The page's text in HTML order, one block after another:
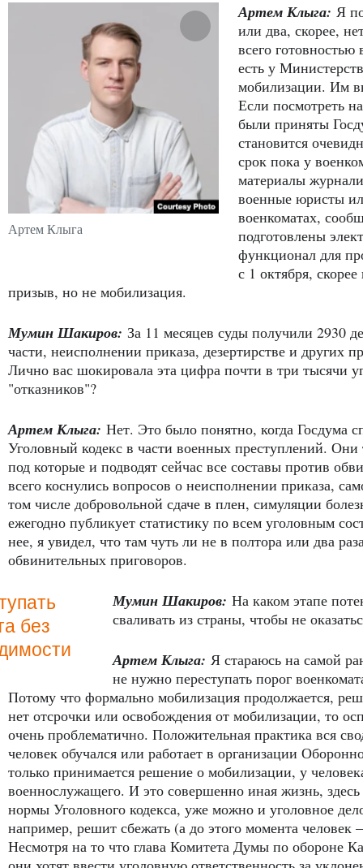
Артем Клыга
Артем Клыга: Я
или два, скорее,
всего
есть у
мобилизации. Им
Если посмотреть
были приняты
становится
срок пока у
материалы
военные юристы
военкоматах,
подготовлены
функционал для
с 1 октября,
призыв, но не мобилизация.
Мумин Шакиров: За 11 месяцев суды получили 2930
части, неисполнении приказа, дезертирстве и других
Лично вас шокировала эта цифра почти в три тысячи
"отказников"?
Артем Клыга: Нет. Это было понятно, когда Госдума
Уголовный кодекс в части военных преступлений.
под которые и подводят сейчас все составы против
всего коснулись вопросов о неисполнении приказа,
том числе добровольной сдаче в плен, симуляции
ежегодно публикует статистику по всем уголовным
нее, я увидел, что там чуть ли не в полтора или два
обвинительных приговоров.
без
Мумин Шакиров: На каком этапе
сваливать из страны, чтобы не
Артем Клыга: Я стараюсь на самой
не нужно переступать порог
Потому что формально мобилизация продолжается,
нет отсрочки или освобождения от мобилизации, то
очень проблематично. Положительная практика вся
человек обучался или работает в организации
только принимается решение о мобилизации, у
военнослужащего. И это совершенно иная жизнь, здесь
нормы Уголовного кодекса, уже можно и уголовное
например, решит сбежать (а до этого момента человек
Несмотря на то что глава Комитета Думы по обороне